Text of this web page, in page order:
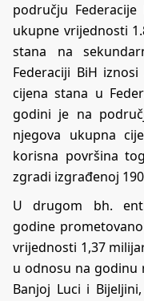
području
ukupne vrijednosti
stana na
Federaciji BiH
cijena stana u
godini je na
njegova ukupna
korisna površina
zgradi izgrađenoj
U drugom bh.
godine
vrijednosti 1,37
u odnosu na godinu
Banjoj Luci i